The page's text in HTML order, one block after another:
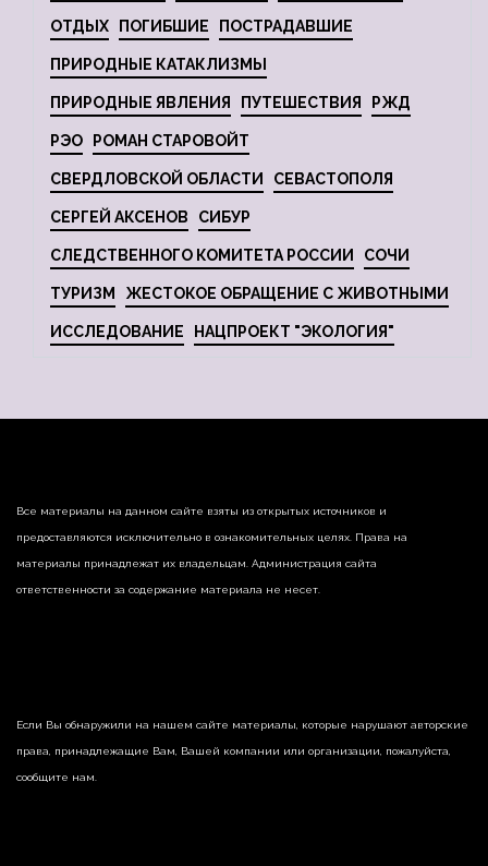
ОТДЫХ ПОГИБШИЕ ПОСТРАДАВШИЕ
ПРИРОДНЫЕ КАТАКЛИЗМЫ
ПРИРОДНЫЕ ЯВЛЕНИЯ ПУТЕШЕСТВИЯ РЖД
РЭО РОМАН СТАРОВОЙТ
СВЕРДЛОВСКОЙ ОБЛАСТИ СЕВАСТОПОЛЯ
СЕРГЕЙ АКСЕНОВ СИБУР
СЛЕДСТВЕННОГО КОМИТЕТА РОССИИ СОЧИ
ТУРИЗМ ЖЕСТОКОЕ ОБРАЩЕНИЕ С ЖИВОТНЫМИ
ИССЛЕДОВАНИЕ НАЦПРОЕКТ "ЭКОЛОГИЯ"
Все материалы на данном сайте взяты из открытых источников и
предоставляются исключительно в ознакомительных целях. Права на
материалы принадлежат их владельцам. Администрация сайта
ответственности за содержание материала не несет.
Если Вы обнаружили на нашем сайте материалы, которые нарушают авторские
права, принадлежащие Вам, Вашей компании или организации, пожалуйста,
сообщите нам.